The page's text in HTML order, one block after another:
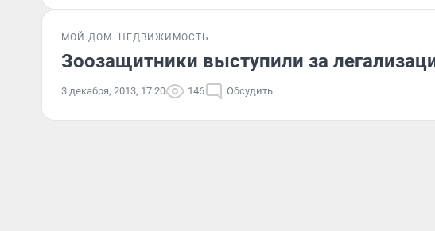
МОЙ ДОМ НЕДВИЖИМОСТЬ
Зоозащитники выступили за
3 декабря, 2013, 17:20 146 Обсудить